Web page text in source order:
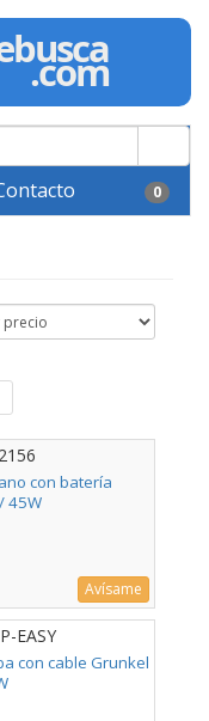
0
con batería
45W
Avísame
EASY
con cable Grunkel